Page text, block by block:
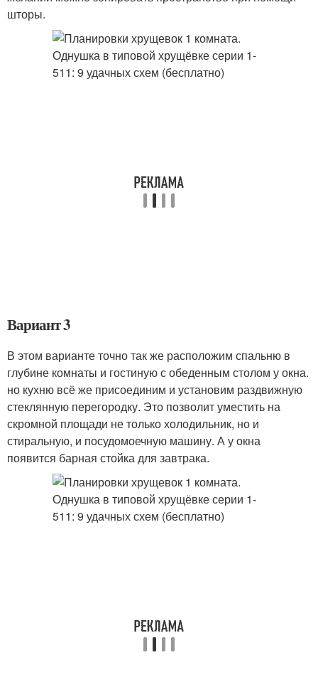
шторы.
Вариант 3
В этом варианте точно так же расположим спальню в
глубине комнаты и гостиную с обеденным столом у окна.
но кухню всё же присоединим и установим раздвижную
стеклянную перегородку. Это позволит уместить на
скромной площади не только холодильник, но и
стиральную, и посудомоечную машину. А у окна
появится барная стойка для завтрака.